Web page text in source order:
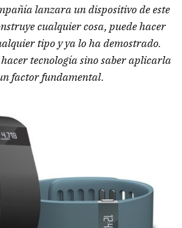
lanzara un dispositivo de este
cualquier cosa, puede hacer
tipo y ya lo ha demostrado.
hacer tecnología sino saber aplicarla
factor fundamental.